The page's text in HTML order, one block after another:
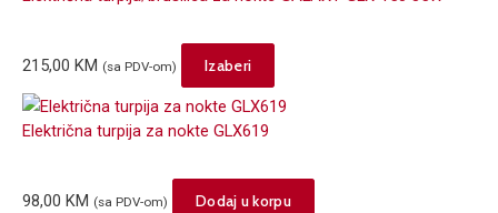
be
the
product
215,00 KM (sa PDV-om) Izaberi
product
has
The
Električna turpija za nokte GLX619
98,00 KM (sa PDV-om) Dodaj u korpu